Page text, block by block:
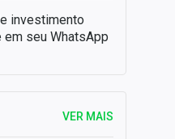
investimento
seu WhatsApp
VER MAIS